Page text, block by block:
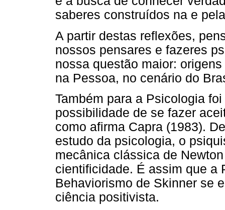
saberes construídos na e
A partir destas reflexões,
nossos pensares e fazeres
nossa questão maior:
na Pessoa, no cenário do
Também para a Psicologia
possibilidade de se fazer
como afirma Capra (1983).
estudo da psicologia, o
mecânica clássica de
cientificidade. É assim que a
Behaviorismo de Skinner se
ciência positivista.